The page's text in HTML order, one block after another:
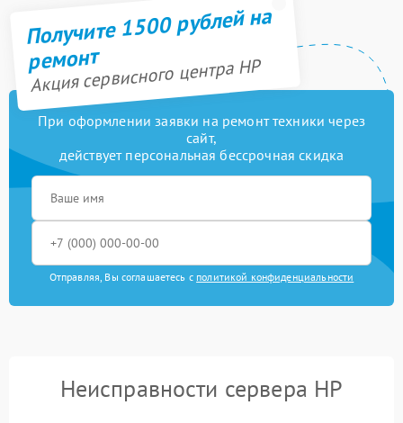
Получите 1500 рублей на
ремонт
Акция сервисного центра HP
При оформлении заявки на ремонт техники через
сайт,
действует персональная бессрочная скидка
Отправляя, Вы соглашаетесь с политикой конфиденциальности
Неисправности сервера HP